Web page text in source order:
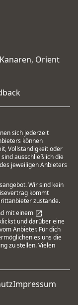
Kanaren, Orient
sich jederzeit
können
Vollständigkeit oder
ausschließlich die
jeweiligen Anbieters
Wir sind kein
kommt
zustande.
mit einem
und darüber eine
Anbieter. Für dich
es uns die
zu stellen. Vielen
Impressum